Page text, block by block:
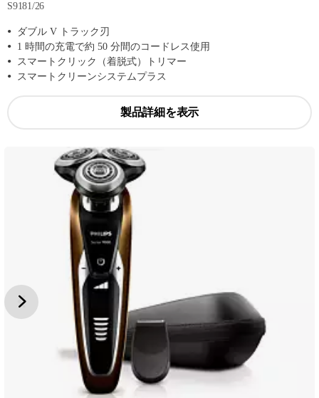
S9181/26
ダブル V トラック刃
1 時間の充電で約 50 分間のコードレス使用
スマートクリック（着脱式）トリマー
スマートクリーンシステムプラス
製品詳細を表示